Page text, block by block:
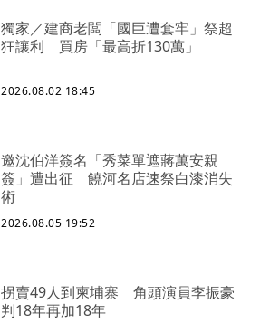
獨家／建商老闆「國巨遭套牢」祭超
狂讓利 買房「最高折130萬」
2026.08.02 18:45
邀沈伯洋簽名「秀菜單遮蔣萬安親
簽」遭出征 饒河名店速祭白漆消失
術
2026.08.05 19:52
拐賣49人到柬埔寨 角頭演員李振豪
判18年再加18年